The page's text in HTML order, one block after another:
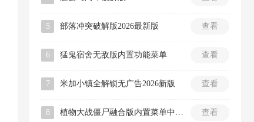
5 查看
部落冲突破解版2026最新版
6 查看
猛鬼宿舍无敌版内置功能菜单
7 查看
米加小镇全解锁无广告2026新版
8 查看
植物大战僵尸融合版内置菜单中文版